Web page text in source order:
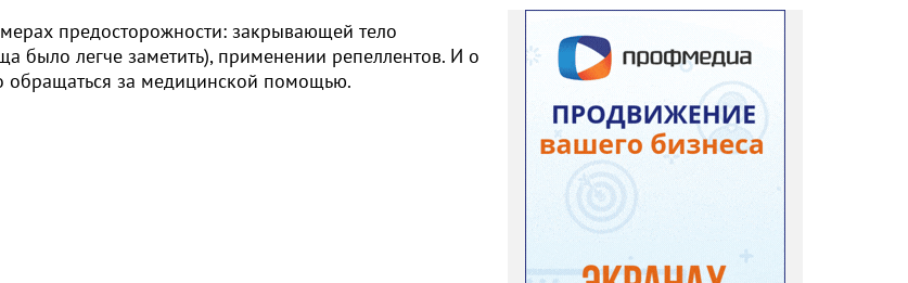
предосторожности: закрывающей тело
было легче заметить), применении репеллентов. И о
обращаться за медицинской помощью.